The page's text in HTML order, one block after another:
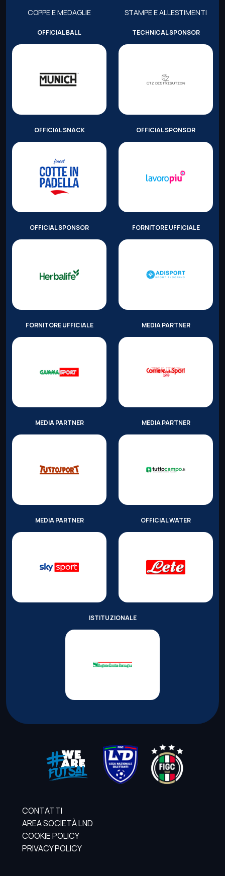
COPPE E MEDAGLIE STAMPE E ALLESTIMENTI
OFFICIAL BALL TECHNICAL SPONSOR
OFFICIAL SNACK OFFICIAL SPONSOR
OFFICIAL SPONSOR FORNITORE UFFICIALE
FORNITORE UFFICIALE MEDIA PARTNER
MEDIA PARTNER MEDIA PARTNER
MEDIA PARTNER OFFICIAL WATER
ISTITUZIONALE
CONTATTI
AREA SOCIETÀ LND
COOKIE POLICY
PRIVACY POLICY